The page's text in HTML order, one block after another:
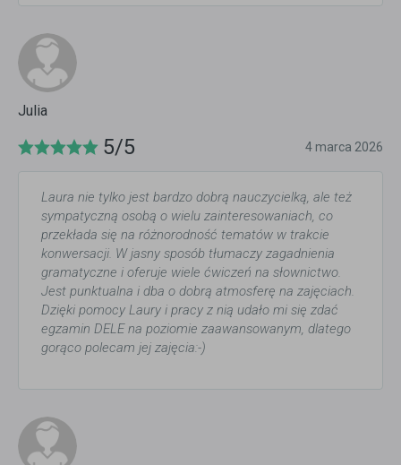
Julia
5/5 4 marca 2026
Laura nie tylko jest bardzo dobrą nauczycielką, ale też
sympatyczną osobą o wielu zainteresowaniach, co
przekłada się na różnorodność tematów w trakcie
konwersacji. W jasny sposób tłumaczy zagadnienia
gramatyczne i oferuje wiele ćwiczeń na słownictwo.
Jest punktualna i dba o dobrą atmosferę na zajęciach.
Dzięki pomocy Laury i pracy z nią udało mi się zdać
egzamin DELE na poziomie zaawansowanym, dlatego
gorąco polecam jej zajęcia:-)